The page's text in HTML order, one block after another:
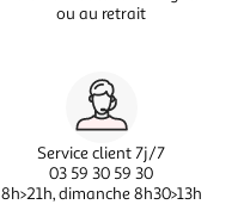
ou au retrait
Service client 7j/7
03 59 30 59 30
8h>21h, dimanche 8h30>13h